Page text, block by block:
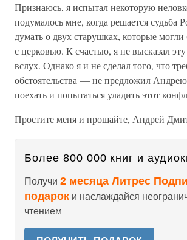
Признаюсь, я испытал некоторую
подумалось мне, когда решается судьба
думать о двух старушках, которые
с церковью. К счастью, я не высказал
вслух. Однако я и не сделал того, что
обстоятельства — не предложил
поехать и попытаться уладить этот
Простите меня и прощайте, Андрей
Более 800 000 книг и
Получи 2 месяца Литрес
подарок и наслаждайся
чтением